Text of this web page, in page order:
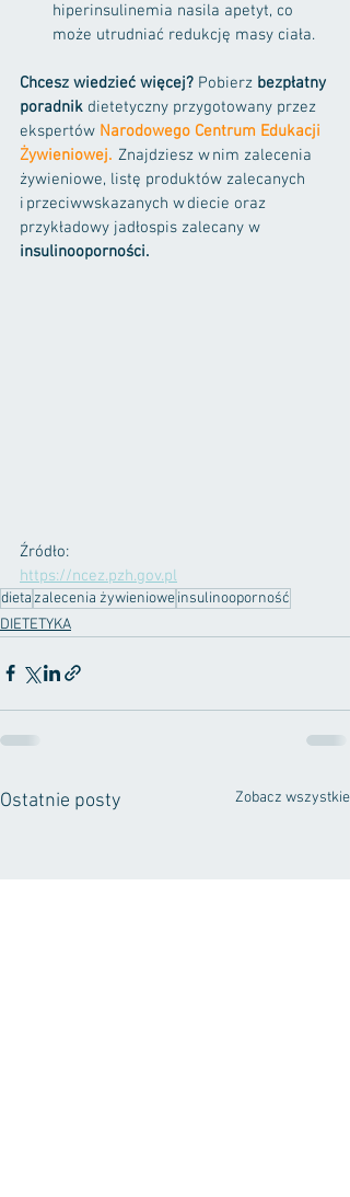
hiperinsulinemia nasila apetyt, co
może utrudniać redukcję masy ciała.
Chcesz wiedzieć więcej? Pobierz bezpłatny
poradnik dietetyczny przygotowany przez
ekspertów Narodowego Centrum Edukacji
Żywieniowej. Znajdziesz w nim zalecenia
żywieniowe, listę produktów zalecanych
i przeciwwskazanych w diecie oraz
przykładowy jadłospis zalecany w
insulinooporności.
Źródło:
https://ncez.pzh.gov.pl
dietazalecenia żywienioweinsulinooporność
DIETETYKA
Ostatnie posty Zobacz wszystkie